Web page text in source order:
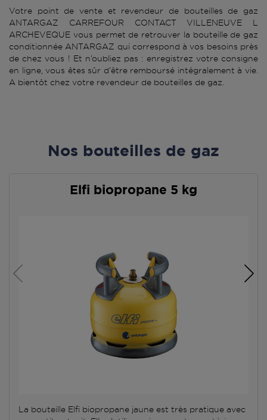
Votre point de vente et revendeur de bouteilles de gaz
ANTARGAZ CARREFOUR CONTACT VILLENEUVE L
ARCHEVEQUE vous permet de retrouver la bouteille de gaz
conditionnée ANTARGAZ qui correspond à vos besoins près
de chez vous ! Et n’oubliez pas : enregistrez votre consigne
en ligne, vous êtes sûr d’être remboursé intégralement à vie.
A bientôt chez votre revendeur de bouteilles de gaz.
Nos bouteilles de gaz
Elfi biopropane 5 kg
La bouteille Elfi biopropane jaune est très pratique avec